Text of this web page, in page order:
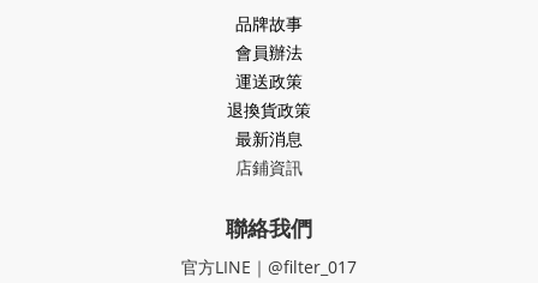
品牌故事
會員辦法
運送政策
退換貨政策
最新消息
店鋪資訊
聯絡我們
官方LINE｜@filter_017